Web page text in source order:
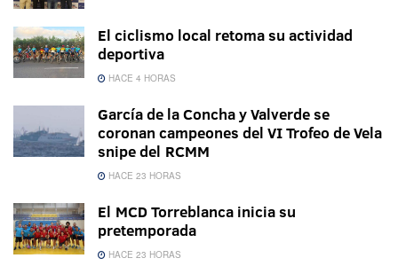
El ciclismo local retoma su actividad
deportiva
HACE 4 HORAS
García de la Concha y Valverde se
coronan campeones del VI Trofeo de Vela
snipe del RCMM
HACE 23 HORAS
El MCD Torreblanca inicia su
pretemporada
HACE 23 HORAS